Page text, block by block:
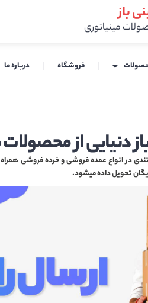
باز
مینیاتوری
فروشگاه درباره ما
دنیایی از
در انواع عمده فروشی و خرده فروشی